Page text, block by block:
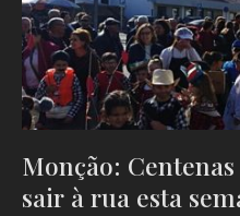
Monção:
sair à rua esta